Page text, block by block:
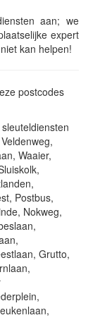
aan; we
expert
kan helpen!
postcodes
Waaier,
Postbus,
Nokweg,
Grutto,